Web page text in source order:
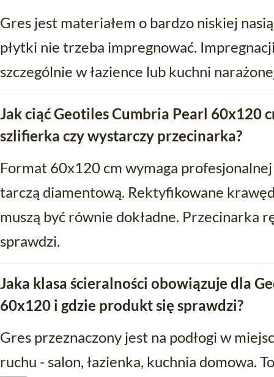
Gres jest materiałem o bardzo niskiej
płytki nie trzeba impregnować.
szczególnie w łazience lub kuchni
Jak ciąć Geotiles Cumbria Pearl 60x120
szlifierka czy wystarczy przecinarka?
Format 60x120 cm wymaga
tarczą diamentową. Rektyfikowane
muszą być równie dokładne. Przecinarka
sprawdzi.
Jaka klasa ścieralności obowiązuje dla
60x120 i gdzie produkt się sprawdzi?
Gres przeznaczony jest na podłogi w
ruchu - salon, łazienka, kuchnia domowa.